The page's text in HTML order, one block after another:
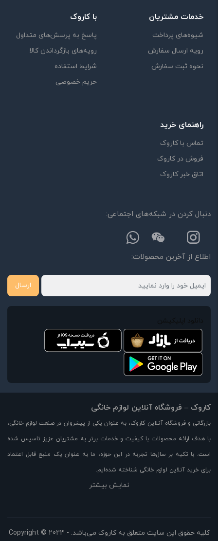
خدمات مشتریان
شیوه‌های پرداخت
رویه ارسال سفارش
نحوه ثبت سفارش
با کاروک
پاسخ به پرسش‌های متداول
رویه‌های بازگرداندن کالا
شرایط استفاده
حریم خصوصی
راهنمای خرید
تماس با کاروک
فروش در کاروک
اتاق خبر کاروک
دنبال کردن در شبکه‌های اجتماعی:
اطلاع از آخرین محصولات:
ارسال
کاروک – فروشگاه آنلاین لوازم خانگی
بازرگانی و فروشگاه آنلاین کاروک، به عنوان یکی از پیشروان در صنعت لوازم خانگی،
با هدف ارائه محصولات با کیفیت و خدمات برتر به مشتریان عزیز تاسیس شده
است. با تکیه بر سال‌ها تجربه در این حوزه، ما به عنوان یک منبع قابل اعتماد
برای خرید آنلاین لوازم خانگی شناخته شده‌ایم.
در وبسایت کاروک، مجموعه‌ای بزرگ از لوازم خانگی با کیفیت بالا را با قیمت مناسب
فروشگاه ما می‌توان به لوازم آشپزخانه، لوازم برقی، لوازم خوراکی، لوازم تهویه و
سرمایش، لوازم خانه و دکوراسیون و بسیاری از محصولات دیگر اشاره کرد.
نمایش بیشتر
کلیه حقوق این سایت متعلق به کاروک می‌باشد. Copyright © 2023 -